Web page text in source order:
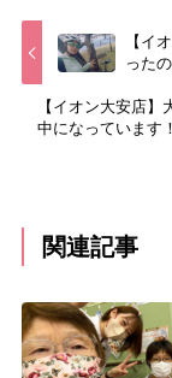
【イ
った
【イオン大安店
中になっています
関連記事